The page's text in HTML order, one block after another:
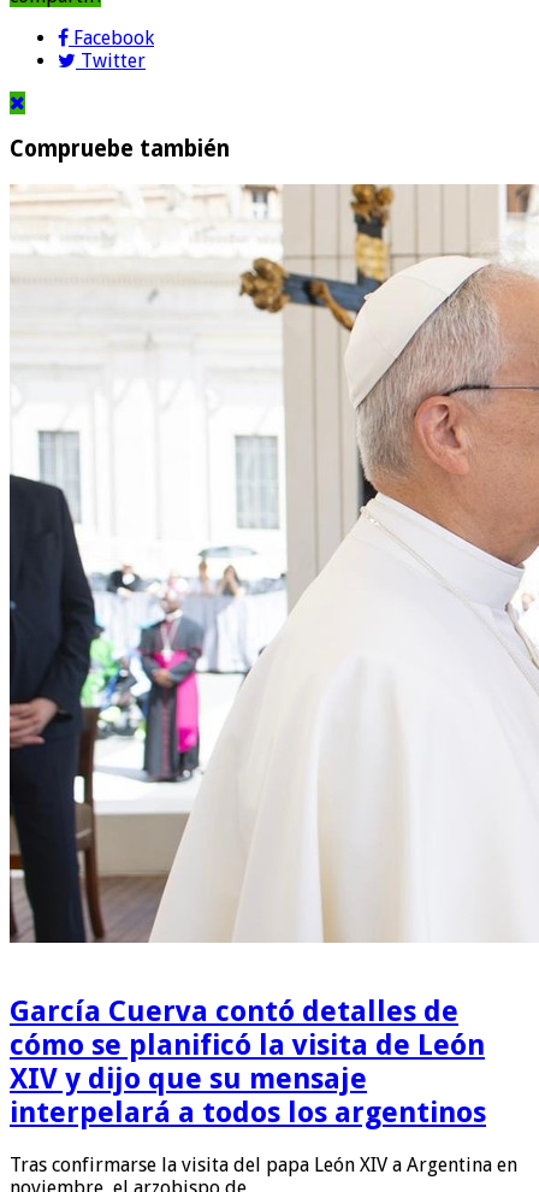
Facebook
Twitter
Compruebe también
García Cuerva contó detalles de
cómo se planificó la visita de León
XIV y dijo que su mensaje
interpelará a todos los argentinos
Tras confirmarse la visita del papa León XIV a Argentina en